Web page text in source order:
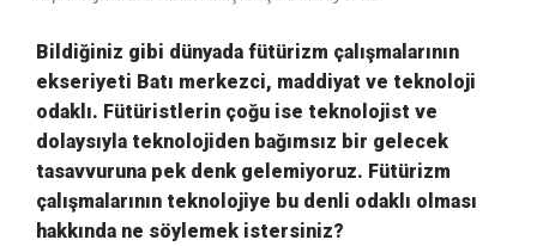
Bildiğiniz gibi d ünyada fütürizm çalışmalarının
ekseriyeti Batı merkezci, maddiyat ve teknoloji
odaklı. Fütüristlerin çoğu ise teknolojist ve
dolaysıyla teknolojiden bağımsız bir gelecek
tasavvuruna pek denk gelemiyoruz. Fütürizm
çalışmalarının teknolojiye bu denli odaklı olması
hakkında ne söylemek istersiniz?